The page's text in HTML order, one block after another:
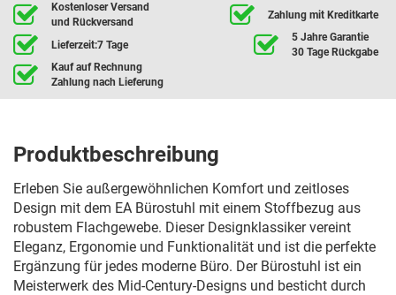
Kostenloser Versand
und Rückversand
Zahlung mit Kreditkarte
Lieferzeit:7 Tage
5 Jahre Garantie
30 Tage Rückgabe
Kauf auf Rechnung
Zahlung nach Lieferung
Produktbeschreibung
Erleben Sie außergewöhnlichen Komfort und zeitloses
Design mit dem EA Bürostuhl mit einem Stoffbezug aus
robustem Flachgewebe. Dieser Designklassiker vereint
Eleganz, Ergonomie und Funktionalität und ist die perfekte
Ergänzung für jedes moderne Büro. Der Bürostuhl ist ein
Meisterwerk des Mid-Century-Designs und besticht durch